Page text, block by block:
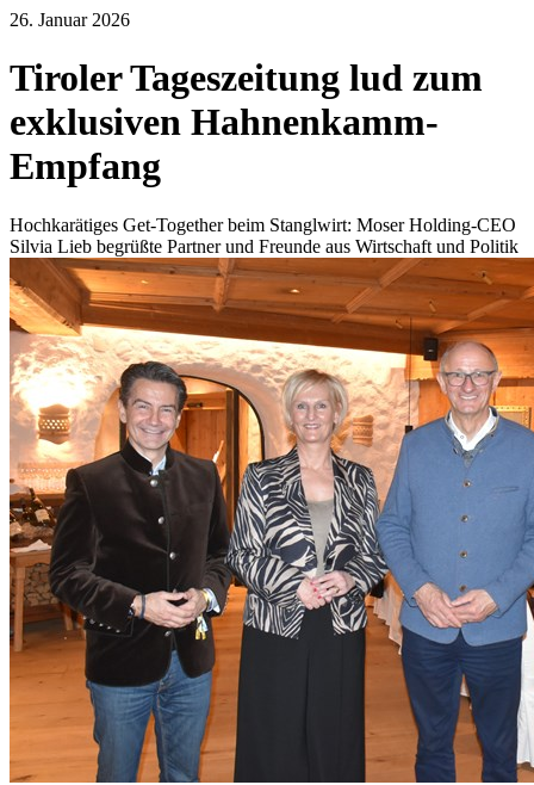
26. Januar 2026
Tiroler Tageszeitung lud zum
exklusiven Hahnenkamm-
Empfang
Hochkarätiges Get-Together beim Stanglwirt: Moser Holding-CEO
Silvia Lieb begrüßte Partner und Freunde aus Wirtschaft und Politik